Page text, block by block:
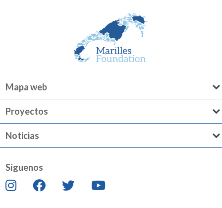
Mapa web
Proyectos
Noticias
Síguenos